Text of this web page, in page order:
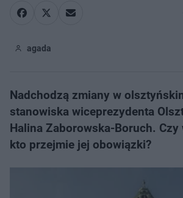
agada
Nadchodzą zmiany w
stanowiska wiceprezydenta
Halina Zaborowska-Boruch. Czy
kto przejmie jej obowiązki?